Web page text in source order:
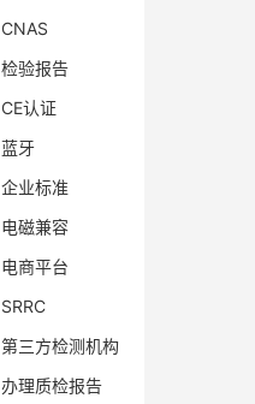
CNAS
检验报告
CE认证
蓝牙
企业标准
电磁兼容
电商平台
SRRC
第三方检测机构
办理质检报告